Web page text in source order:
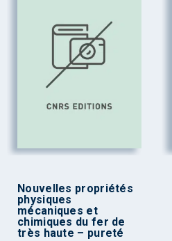
Nouvelles propriétés
physiques
mécaniques et
chimiques du fer de
très haute – pureté